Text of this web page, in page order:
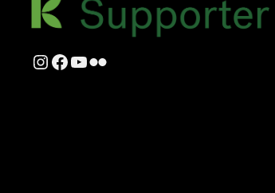
Instagram
Facebook
YouTube
Flickr